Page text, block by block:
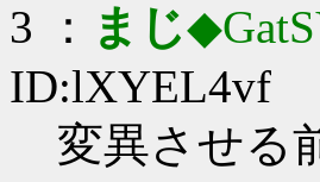
3 ： まじ
ID:lXYEL4vf
変異させる